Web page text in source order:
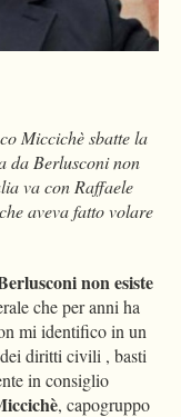
Miccichè sbatte la
da Berlusconi non
va con Raffaele
aveva fatto volare
non esiste
che per anni ha
mi identifico in un
dei diritti civili , basti
in consiglio
, capogruppo